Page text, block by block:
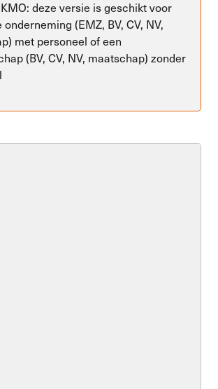
deze versie is geschikt voor
(EMZ, BV, CV, NV,
met personeel of een
(BV, CV, NV, maatschap) zonder